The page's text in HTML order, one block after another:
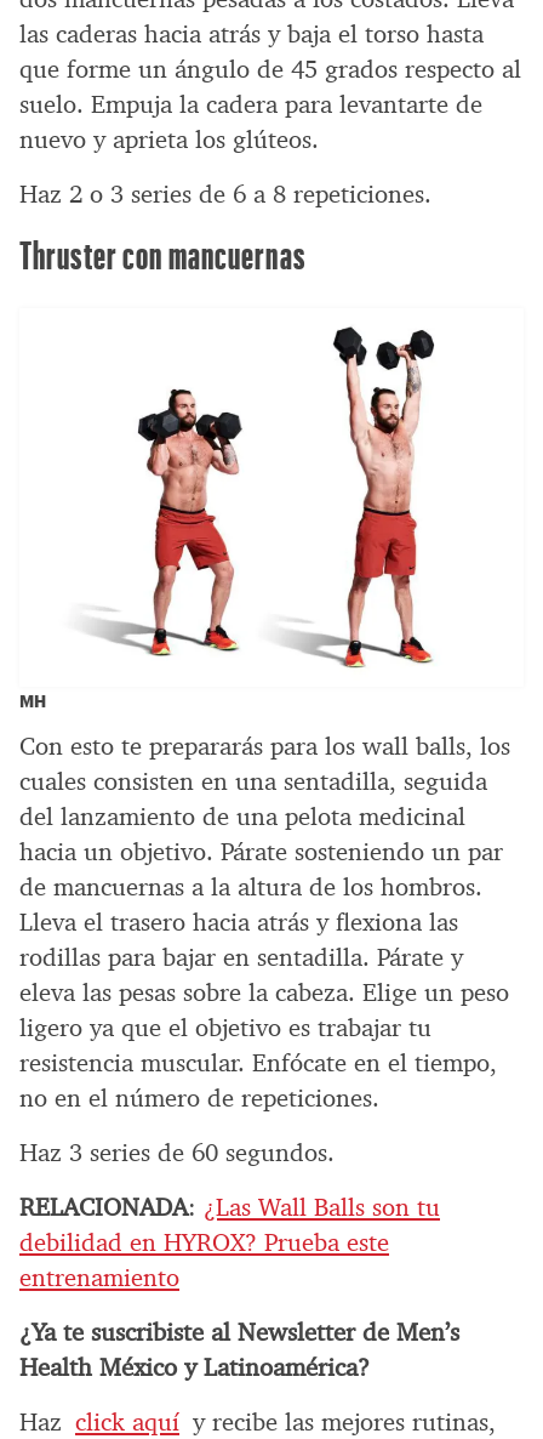
las caderas hacia atrás y baja el torso hasta
que forme un ángulo de 45 grados respecto al
suelo. Empuja la cadera para levantarte de
nuevo y aprieta los glúteos.
Haz 2 o 3 series de 6 a 8 repeticiones.
Thruster con mancuernas
MH
Con esto te prepararás para los wall balls, los
cuales consisten en una sentadilla, seguida
del lanzamiento de una pelota medicinal
hacia un objetivo. Párate sosteniendo un par
de mancuernas a la altura de los hombros.
Lleva el trasero hacia atrás y flexiona las
rodillas para bajar en sentadilla. Párate y
eleva las pesas sobre la cabeza. Elige un peso
ligero ya que el objetivo es trabajar tu
resistencia muscular. Enfócate en el tiempo,
no en el número de repeticiones.
Haz 3 series de 60 segundos.
RELACIONADA: ¿Las Wall Balls son tu
debilidad en HYROX? Prueba este
entrenamiento
¿Ya te suscribiste al Newsletter de Men’s
Health México y Latinoamérica?
Haz click aquí y recibe las mejores rutinas,